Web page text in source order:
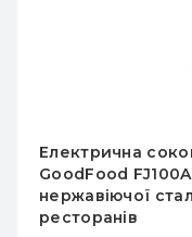
Соковижималка
HKN-SPM, без
Вт, пластикова